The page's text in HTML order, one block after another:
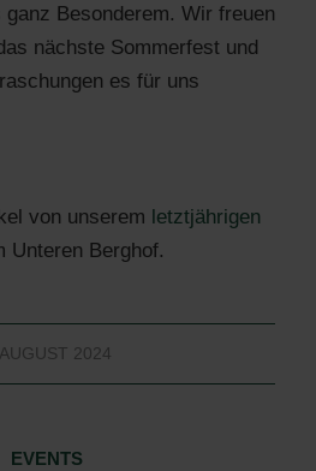
ganz Besonderem. Wir freuen
nächste Sommerfest und
es für uns
von unserem letztjährigen
Unteren Berghof.
2024
EVENTS